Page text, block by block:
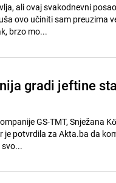
ali ovaj svakodnevni
ovo učiniti sam preuzima
brzo mo...
gradi jeftine
GS-TMT, Snježana
potvrdila za Akta.ba da